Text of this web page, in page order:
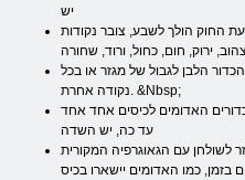
יש
החוק הולך לשבע, צובר נקודות
הלבן לגבול של מגזר או בכל
נקודה אחרת. &Nbsp;
עד כה, יש השדה
לשולחן עם הגאוגרפיה המקורית